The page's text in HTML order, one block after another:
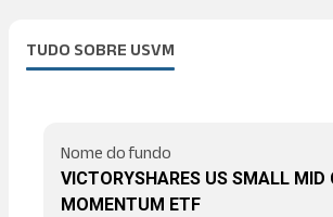
TUDO SOBRE USVM
Nome do fundo
VICTORYSHARES US SMALL MID
MOMENTUM ETF